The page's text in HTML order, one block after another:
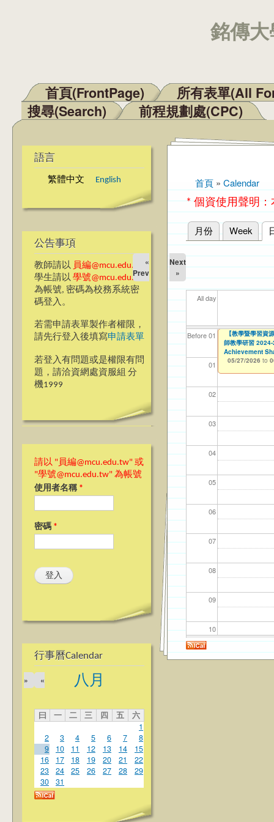
銘傳
主選單
首頁(FrontPage)
所有表單(All
搜尋(Search)
前程規劃處(CPC)
語言
繁體中文 English
公告事項
教師請以 員編@mcu.edu.tw
學生請以 學號@mcu.edu.tw
為帳號, 密碼為校務系統密
碼登入。
若需申請表單製作者權限，
請先行登入後填寫申請表單
若登入有問題或是權限有問
題，請洽資網處資服組 分
機1999
請以 "員編@mcu.edu.tw" 或
"學號@mcu.edu.tw" 為帳號
使用者名稱 *
密碼 *
行事曆Calendar
八月
«
»
曰 一 二 三 四 五
六
1
2
3 4 5 6 7
8
9
10 11 12 13 14
15
16
17 18 19 20 21
22
23
24 25 26 27 28
29
30
31
您在這裡
首頁 » Calendar
* 個資使用聲明
主要索引標籤
月份 Week
«
Prev
Next
»
All day
Before 01
01
02
03
04
05
06
07
08
09
10
11
【資網處】
整合系統～表單
03/27/2013to
12/31/2027
【財務處】工讀
11/12/2021to
07/31/2027
【財務處】漏打
錄
11/15/2021to
07/31/2027
114
04/
114
02/
114
03/
【學
07/
教務
11/
商品
11/
▼▼【台北諮商
05/26/2026to
【教學暨學習
師教學研習
Achievement
05/27/2026 to